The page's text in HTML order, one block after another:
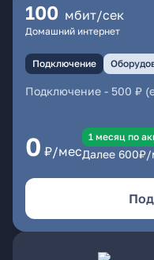
100 мбит/сек
Домашний интернет
Подключение
Подключение - 500 ₽
0 ₽/мес
1 месяц по
Далее 600₽/